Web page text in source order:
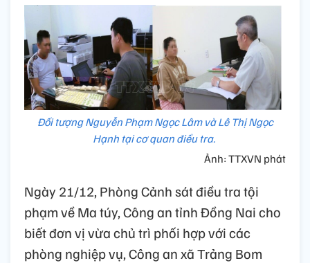
Đối tượng Nguyễn Phạm Ngọc Lâm và Lê Thị Ngọc
Hạnh tại cơ quan điều tra.
Ảnh: TTXVN phát
Ngày 21/12, Phòng Cảnh sát điều tra tội
phạm về Ma túy, Công an tỉnh Đồng Nai cho
biết đơn vị vừa chủ trì phối hợp với các
phòng nghiệp vụ, Công an xã Trảng Bom